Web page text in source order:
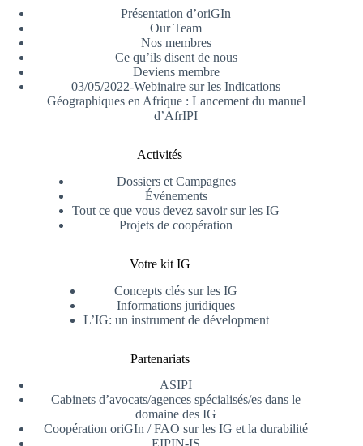
Présentation d’oriGIn
Our Team
Nos membres
Ce qu’ils disent de nous
Deviens membre
03/05/2022-Webinaire sur les Indications
Géographiques en Afrique : Lancement du manuel
d’AfrIPI
Activités
Dossiers et Campagnes
Événements
Tout ce que vous devez savoir sur les IG
Projets de coopération
Votre kit IG
Concepts clés sur les IG
Informations juridiques
L’IG: un instrument de dévelopment
Partenariats
ASIPI
Cabinets d’avocats/agences spécialisés/es dans le
domaine des IG
Coopération oriGIn / FAO sur les IG et la durabilité